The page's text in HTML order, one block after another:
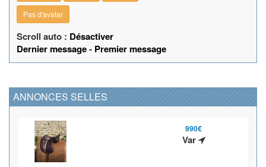
Pas d'avatar
Scroll auto : Désactiver
Dernier message- Premier message
ANNONCES SELLES
990€
Var